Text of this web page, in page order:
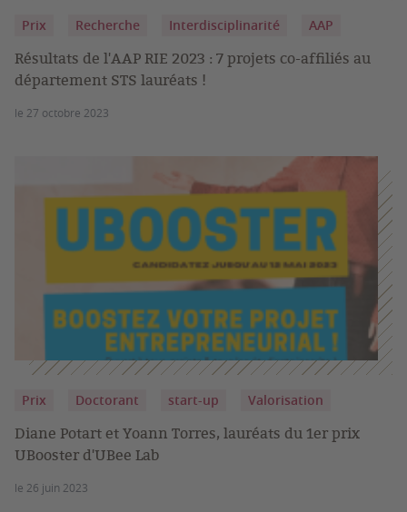
Prix Recherche Interdisciplinarité AAP
Résultats de l'AAP RIE 2023 : 7 projets co-affiliés au
département STS lauréats !
le 27 octobre 2023
Prix Doctorant start-up Valorisation
Diane Potart et Yoann Torres, lauréats du 1er prix
UBooster d'UBee Lab
le 26 juin 2023